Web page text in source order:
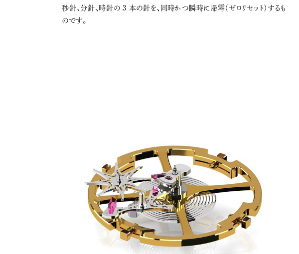
秒針、分針、時針の 3 本の針を、同時かつ瞬時に帰零（ゼロリセット）するも
のです。